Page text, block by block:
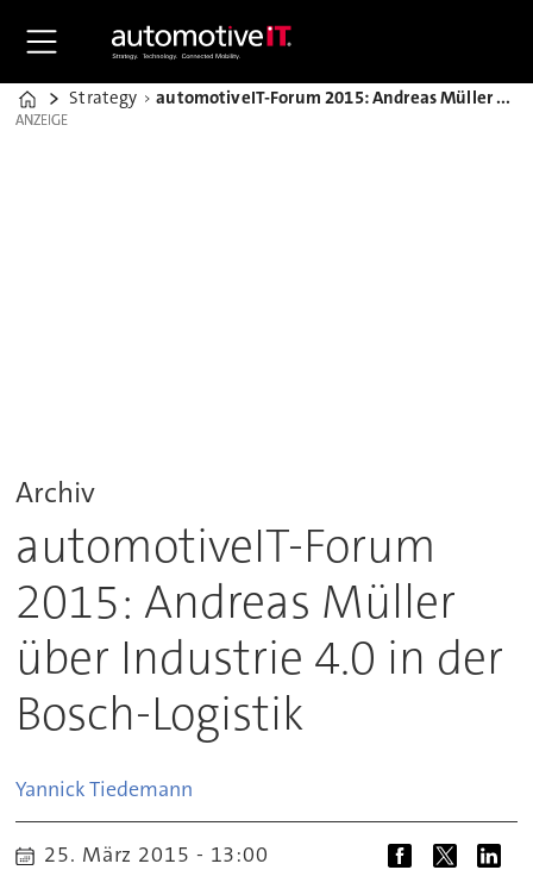
Home
Strategy automotiveIT-Forum 2015: Andreas Müller über Industrie 4.0 in der Bosch-Logistik
ANZEIGE
ANZEIGE
Archiv
automotiveIT-Forum
2015: Andreas Müller
über Industrie 4.0 in der
Bosch-Logistik
YannickTiedemann
25. März 2015 - 13:00